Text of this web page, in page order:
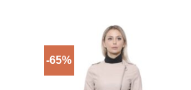
-65%